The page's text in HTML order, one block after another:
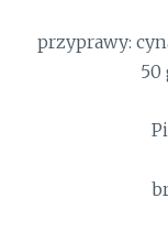
przyprawy:
50